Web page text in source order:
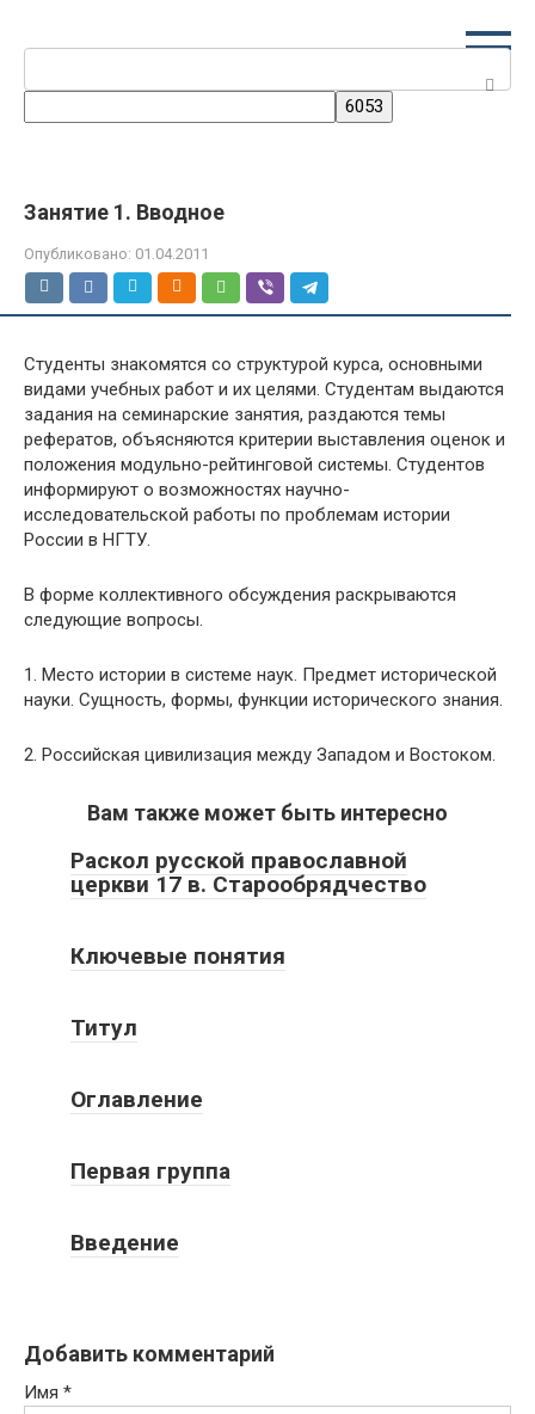
Занятие 1. Вводное
Опубликовано: 01.04.2011
Студенты знакомятся со структурой курса, основными
видами учебных работ и их целями. Студентам выдаются
задания на семинарские занятия, раздаются темы
рефератов, объясняются критерии выставления оценок и
положения модульно-рейтинговой системы. Студентов
информируют о возможностях научно-
исследовательской работы по проблемам истории
России в НГТУ.
В форме коллективного обсуждения раскрываются
следующие вопросы.
1. Место истории в системе наук. Предмет исторической
науки. Сущность, формы, функции исторического знания.
2. Российская цивилизация между Западом и Востоком.
Вам также может быть интересно
Раскол русской православной
церкви 17 в. Старообрядчество
Ключевые понятия
Титул
Оглавление
Первая группа
Введение
Добавить комментарий
Имя *